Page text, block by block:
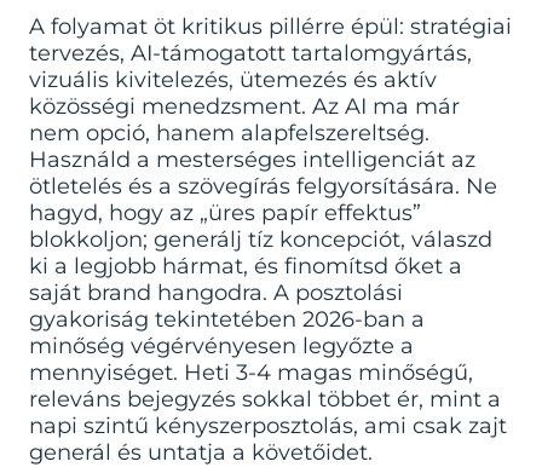
A folyamat öt kritikus pillérre épül: stratégiai
tervezés, AI-támogatott tartalomgyártás,
vizuális kivitelezés, ütemezés és aktív
közösségi menedzsment. Az AI ma már
nem opció, hanem alapfelszereltség.
Használd a mesterséges intelligenciát az
ötletelés és a szövegírás felgyorsítására. Ne
hagyd, hogy az „üres papír effektus”
blokkoljon; generálj tíz koncepciót, válaszd
ki a legjobb hármat, és finomítsd őket a
saját brand hangodra. A posztolási
gyakoriság tekintetében 2026-ban a
minőség végérvényesen legyőzte a
mennyiséget. Heti 3-4 magas minőségű,
releváns bejegyzés sokkal többet ér, mint a
napi szintű kényszerposztolás, ami csak zajt
generál és untatja a követőidet.